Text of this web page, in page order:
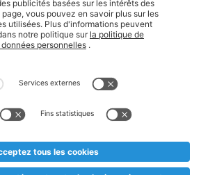
et mentions légales
temporairement et jusqu'à
bien étudié, nous serions
de stock. Prix Recupel et TVA incl.
de la forme masculine a été adoptée